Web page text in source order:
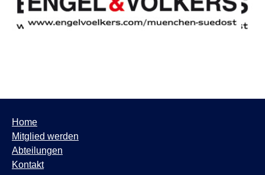
Home
Mitglied werden
Abteilungen
Kontakt